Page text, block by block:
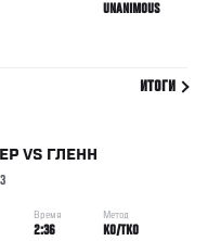
UNANIMOUS
ИТОГИ
VS ГЛЕНН
Время
2:36
Метод
KO/TKO